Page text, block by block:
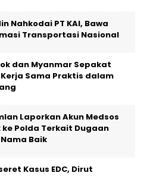
Nahkodai PT KAI, Bawa
Transportasi Nasional
dan Myanmar Sepakat
Sama Praktis dalam
Laporkan Akun Medsos
ke Polda Terkait Dugaan
Baik
Kasus EDC, Dirut